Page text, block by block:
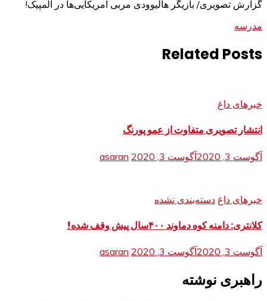
گزارش تصویری/ بازیگر هالیوودی مربی آمریکایی‌ها در المپیک!
مدرسه
Related Posts
خبرهای داغ
انتشار تصویری متفاوت از عمو پورنگ
آگوست 3, 2020 آگوست 3, 2020 asaran
خبرهای داغ دسته‌بندی نشده
کلانتری: دامنه کوه دماوند ۴۰۰سال پیش وقف شده!
آگوست 3, 2020 آگوست 3, 2020 asaran
راهبری نوشته